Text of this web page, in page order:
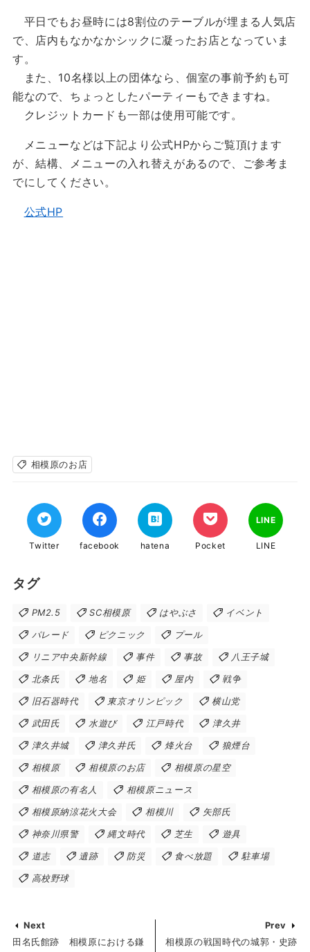
平日でもお昼時には8割位のテーブルが埋まる人気店
で、店内もなかなかシックに凝ったお店となっていま
す。
また、10名様以上の団体なら、個室の事前予約も可
能なので、ちょっとしたパーティーもできますね。
クレジットカードも一部は使用可能です。
メニューなどは下記より公式HPからご覧頂けます
が、結構、メニューの入れ替えがあるので、ご参考ま
でにしてください。
公式HP
相模原のお店
Twitter facebook hatena Pocket
LINE
LINE
タグ
PM2.5 SC相模原 はやぶさ イベント
パレード ピクニック プール
リニア中央新幹線 事件 事故 八王子城
北条氏 地名 姫 屋内 戦争
旧石器時代 東京オリンピック 横山党
武田氏 水遊び 江戸時代 津久井
津久井城 津久井氏 烽火台 狼煙台
相模原 相模原のお店 相模原の星空
相模原の有名人 相模原ニュース
相模原納涼花火大会 相模川 矢部氏
神奈川県警 縄文時代 芝生 遊具
道志 遺跡 防災 食べ放題 駐車場
高校野球
Next
田名氏館跡 相模原における鎌
Prev
相模原の戦国時代の城郭・史跡